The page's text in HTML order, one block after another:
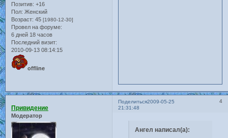
Позитив: +16
Пол: Женский
Возраст: 45 [1980-12-30]
Провел на форуме:
6 дней 18 часов
Последний визит:
2010-09-13 08:14:15
offline
Поделиться 4
2009-05-25
21:31:48
Привидение
Модератор
Ангел написал(а):